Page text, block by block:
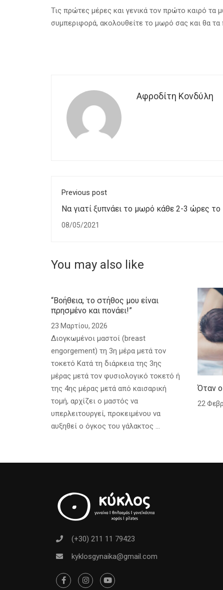
Τις πρώτες μέρες και γενικά τον πρώτο καιρό τα
συμπεριφορά, ακολουθείτε το μωρό σας και θα τα
Αφροδίτη Κονδύλη
Previous post
Να γιατί ξυπνάει το μωρό κάθε 2-3 ώρες το
08/05/2021
You may also like
“Βοήθεια, το στήθος μου είναι
πρησμένο και πονάει!”
23 Μαρτίου, 2026
Διογκωμένοι μαστοί (breast
engorgement) τη 3η μέρα μετά τον
τοκετό Κατά τη διάρκεια της 3ης
μέρας μετά τον φυσιολογικό τοκετό ή
της 4ης μέρας μετά από καισαρική
τομή, αρχίζει ο μαστός να
υπερλειτουργεί, προκειμένου να
αυξηθεί ο όγκος του γάλακτος …
Όταν
22
(+30) 211 11 79423
kyklosgynaika@gmail.com